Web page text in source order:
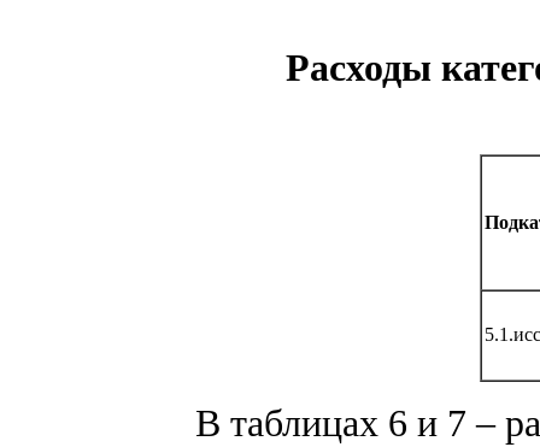
Расходы
В таблицах 6 и 7 –